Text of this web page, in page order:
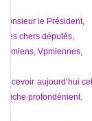
Monsieur le Président,
Très chers députés,
Vpmiens, Vpmiennes,
Recevoir aujourd’hui
touche profondément.